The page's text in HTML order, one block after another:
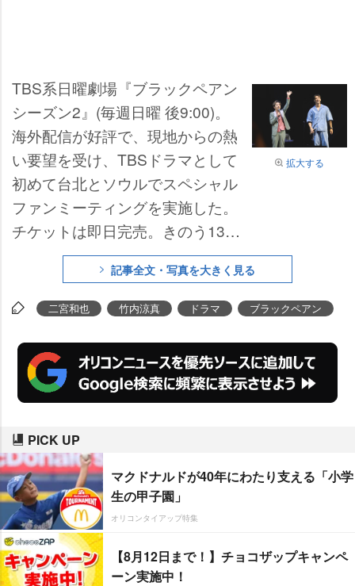
拡大する
TBS系日曜劇場『ブラックペアン
シーズン2』(毎週日曜 後9:00)。
海外配信が好評で、現地からの熱
い要望を受け、TBSドラマとして
初めて台北とソウルでスペシャル
ファンミーティングを実施した。
チケットは即日完売。きのう13日
に台北のZepp New Taipeiにて開
催された台北公演の様子を紹介す
る。
記事全文・写真を大きく見る
二宮和也 竹内涼真 ドラマ ブラックペアン
PICK UP
マクドナルドが40年にわたり支える「小学
生の甲子園」
オリコンタイアップ特集
【8月12日まで！】チョコザップキャンペ
ーン実施中！